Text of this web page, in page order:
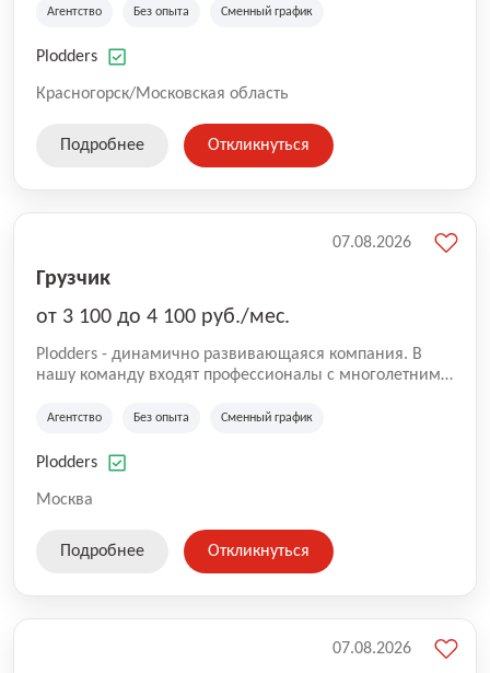
на рынке аутсорсинга, а накопленный опыт позволяют
оказываемых услуг.
Агентство Без опыта Сменный график
Plodders
Красногорск/Московская область
Подробнее Откликнуться
Грузчик
от 3 100 до 4 100 руб./мес.
Plodders - динамично развивающаяся компания. В
нашу команду входят профессионалы с многолетним
на рынке аутсорсинга, а накопленный опыт позволяют
оказываемых услуг.
Агентство Без опыта Сменный график
Plodders
Москва
07.08.2026
Подробнее Откликнуться
07.08.2026